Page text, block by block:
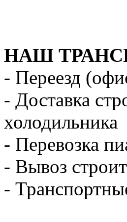
НАШ
- Переезд
- Доставка
холодильника
- Перевозка
- Вывоз
-